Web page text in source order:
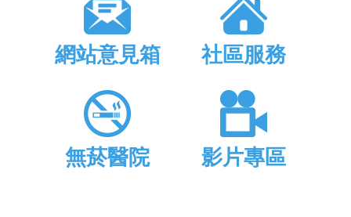
網站意見箱 社區服務
無菸醫院 影片專區